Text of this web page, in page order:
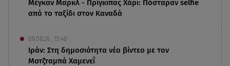
Μέγκαν Μαρκλ - Πρίγκιπας Χάρι: Πόσταραν selfie
από το ταξίδι στον Καναδά
09.08.26 , 15:40
Ιράν: Στη δημοσιότητα νέο βίντεο με τον
Μοτζταμπά Χαμενεΐ